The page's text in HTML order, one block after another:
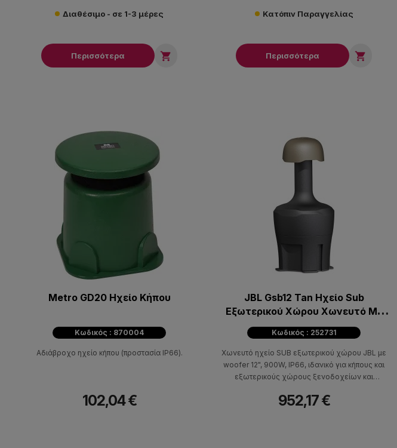
Διαθέσιμο - σε 1-3 μέρες
Περισσότερα 
Κατόπιν Παραγγελίας
Περισσότερα 
Metro GD20 Hχείο Κήπου
Κωδικός : 870004
Αδιάβροχο ηχείο κήπου (προστασία IP66).
102,04 €
JBL Gsb12 Tan Ηχείο Sub
Εξωτερικού Χώρου Χωνευτό Με
Woofer 12
Κωδικός : 252731
Χωνευτό ηχείο SUB εξωτερικού χώρου JBL με
woofer 12", 900W, IP66, ιδανικό για κήπους και
εξωτερικούς χώρους ξενοδοχείων και
952,17 €